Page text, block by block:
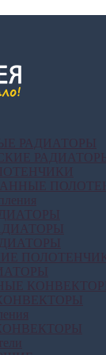
РАДИАТОРЫ